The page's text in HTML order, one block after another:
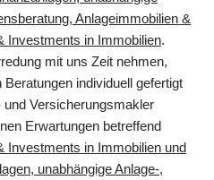
Anlageimmobilien &
Investments in Immobilien.
mit uns Zeit nehmen,
individuell gefertigt
Versicherungsmakler
Erwartungen betreffend
Investments in Immobilien und
unabhängige Anlage-,